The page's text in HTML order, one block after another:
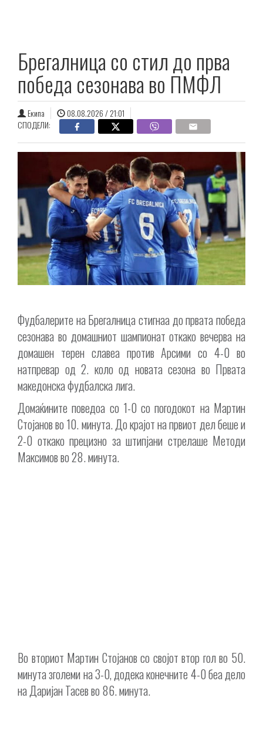
Брегалница со стил до прва
победа сезонава во ПМФЛ
Екипа
08.08.2026 / 21:01
СПОДЕЛИ:
Фудбалерите на Брегалница стигнаа до првата победа
сезонава во домашниот шампионат откако вечерва на
домашен терен славеа против Арсими со 4-0 во
натпревар од 2. коло од новата сезона во Првата
македонска фудбалска лига.
Домаќините поведоа со 1-0 со погодокот на Мартин
Стојанов во 10. минута. До крајот на првиот дел беше и
2-0 откако прецизно за штипјани стрелаше Методи
Максимов во 28. минута.
Во вториот Мартин Стојанов со својот втор гол во 50.
минута зголеми на 3-0, додека конечните 4-0 беа дело
на Даријан Тасев во 86. минута.